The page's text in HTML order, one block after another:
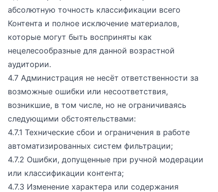
абсолютную точность классификации всего
Контента и полное исключение материалов,
которые могут быть восприняты как
нецелесообразные для данной возрастной
аудитории.
4.7 Администрация не несёт ответственности за
возможные ошибки или несоответствия,
возникшие, в том числе, но не ограничиваясь
следующими обстоятельствами:
4.7.1 Технические сбои и ограничения в работе
автоматизированных систем фильтрации;
4.7.2 Ошибки, допущенные при ручной модерации
или классификации контента;
4.7.3 Изменение характера или содержания